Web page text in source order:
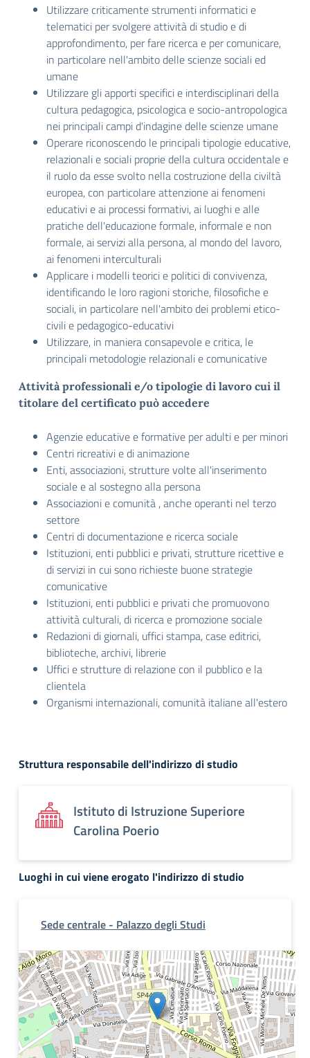
Utilizzare criticamente strumenti informatici e
telematici per svolgere attività di studio e di
approfondimento, per fare ricerca e per comunicare,
in particolare nell'ambito delle scienze sociali ed
umane
Utilizzare gli apporti specifici e interdisciplinari della
cultura pedagogica, psicologica e socio-antropologica
nei principali campi d'indagine delle scienze umane
Operare riconoscendo le principali tipologie educative,
relazionali e sociali proprie della cultura occidentale e
il ruolo da esse svolto nella costruzione della civiltà
europea, con particolare attenzione ai fenomeni
educativi e ai processi formativi, ai luoghi e alle
pratiche dell'educazione formale, informale e non
formale, ai servizi alla persona, al mondo del lavoro,
ai fenomeni interculturali
Applicare i modelli teorici e politici di convivenza,
identificando le loro ragioni storiche, filosofiche e
sociali, in particolare nell'ambito dei problemi etico-
civili e pedagogico-educativi
Utilizzare, in maniera consapevole e critica, le
principali metodologie relazionali e comunicative
Attività professionali e/o tipologie di lavoro cui il
titolare del certificato può accedere
Agenzie educative e formative per adulti e per minori
Centri ricreativi e di animazione
Enti, associazioni, strutture volte all'inserimento
sociale e al sostegno alla persona
Associazioni e comunità , anche operanti nel terzo
settore
Centri di documentazione e ricerca sociale
Istituzioni, enti pubblici e privati, strutture ricettive e
di servizi in cui sono richieste buone strategie
comunicative
Istituzioni, enti pubblici e privati che promuovono
attività culturali, di ricerca e promozione sociale
Redazioni di giornali, uffici stampa, case editrici,
biblioteche, archivi, librerie
Uffici e strutture di relazione con il pubblico e la
clientela
Organismi internazionali, comunità italiane all'estero
Struttura responsabile dell'indirizzo di studio
Istituto di Istruzione Superiore
Carolina Poerio
Luoghi in cui viene erogato l'indirizzo di studio
Sede centrale - Palazzo degli Studi